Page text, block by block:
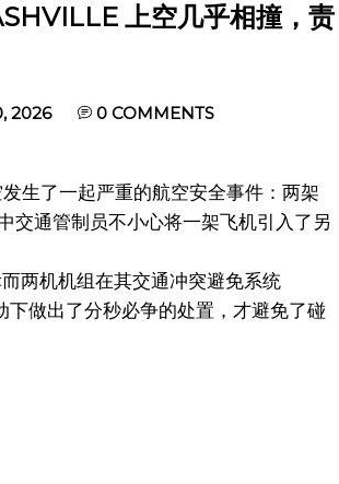
上空几乎相撞，责
2026 0 COMMENTS
生了一起严重的航空安全事件：两架
通管制员不小心将一架飞机引入了另
两机机组在其交通冲突避免系统
做出了分秒必争的处置，才避免了碰